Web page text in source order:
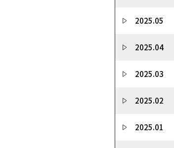
2025.05
2025.04
2025.03
2025.02
2025.01